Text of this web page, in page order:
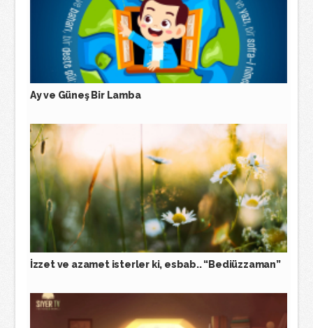
Ay ve Güneş Bir Lamba
İzzet ve azamet isterler ki, esbab.. “Bediüzzaman”